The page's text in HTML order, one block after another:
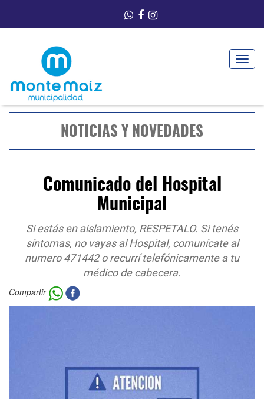
Toggle
NOTICIAS Y NOVEDADES
Comunicado del Hospital
Municipal
Si estás en aislamiento, RESPETALO. Si tenés
síntomas, no vayas al Hospital, comunícate al
numero 471442 o recurrí telefónicamente a tu
médico de cabecera.
Compartir